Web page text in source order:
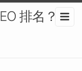
排名？-